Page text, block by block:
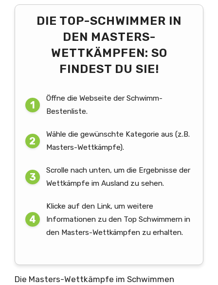
DIE TOP-SCHWIMMER IN
DEN MASTERS-
WETTKÄMPFEN: SO
FINDEST DU SIE!
Öffne die Webseite der Schwimm-
Bestenliste.
Wähle die gewünschte Kategorie aus (z.B.
Masters-Wettkämpfe).
Scrolle nach unten, um die Ergebnisse der
Wettkämpfe im Ausland zu sehen.
Klicke auf den Link, um weitere
Informationen zu den Top Schwimmern in
den Masters-Wettkämpfen zu erhalten.
Die Masters-Wettkämpfe im Schwimmen